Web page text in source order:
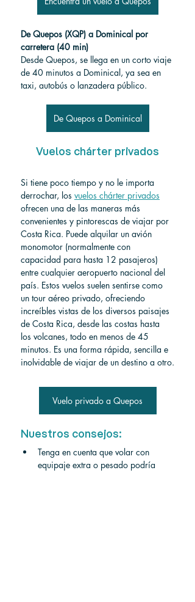
De Quepos (XQP) a Dominical por
carretera (40 min)
Desde Quepos, se llega en un corto viaje
de 40 minutos a Dominical, ya sea en
taxi, autobús o lanzadera público.
De Quepos a Dominical
Vuelos chárter privados
Si tiene poco tiempo y no le importa
derrochar, los vuelos chárter privados
ofrecen una de las maneras más
convenientes y pintorescas de viajar por
Costa Rica. Puede alquilar un avión
monomotor (normalmente con
capacidad para hasta 12 pasajeros)
entre cualquier aeropuerto nacional del
país. Estos vuelos suelen sentirse como
un tour aéreo privado, ofreciendo
increíbles vistas de los diversos paisajes
de Costa Rica, desde las costas hasta
los volcanes, todo en menos de 45
minutos. Es una forma rápida, sencilla e
inolvidable de viajar de un destino a otro.
Vuelo privado a Quepos
Nuestros consejos:
Tenga en cuenta que volar con
equipaje extra o pesado podría